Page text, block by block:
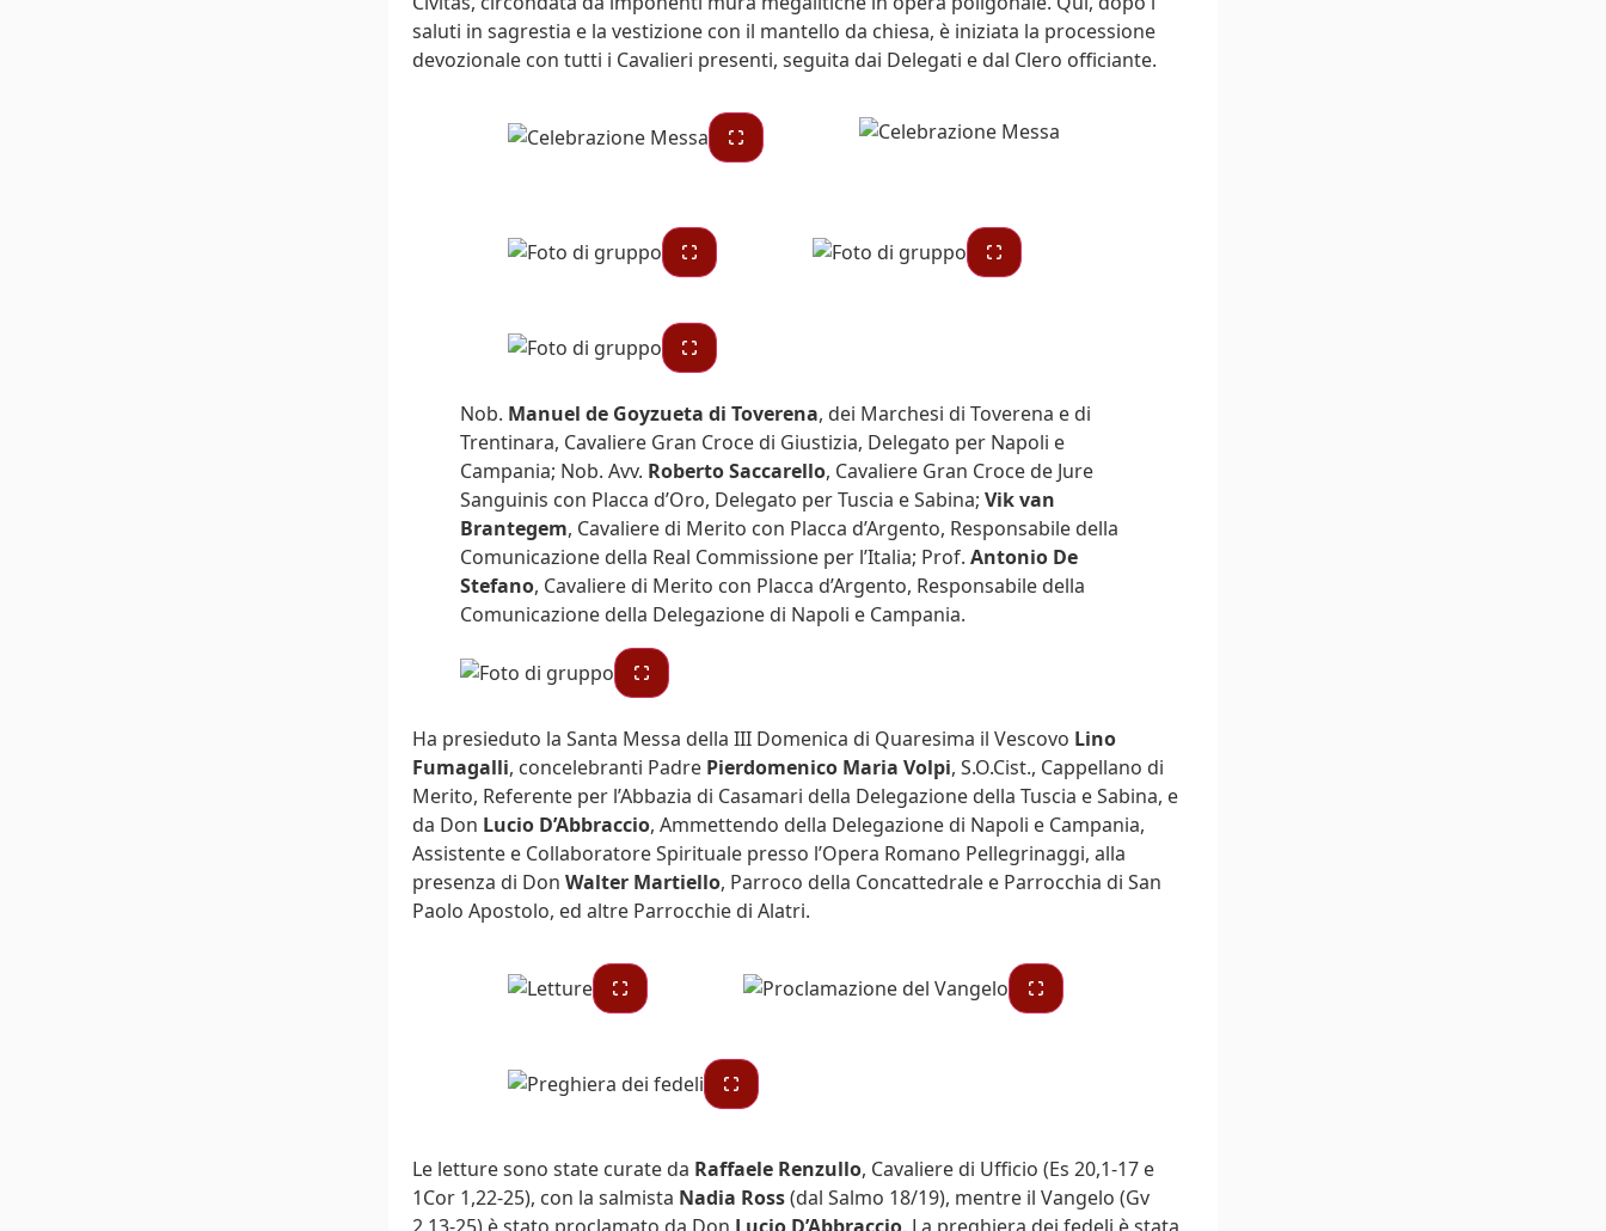
saluti in sagrestia e la vestizione con il mantello da chiesa, è iniziata la processione
devozionale con tutti i Cavalieri presenti, seguita dai Delegati e dal Clero officiante.
Nob. Manuel de Goyzueta di Toverena, dei Marchesi di Toverena e di
Trentinara, Cavaliere Gran Croce di Giustizia, Delegato per Napoli e
Campania; Nob. Avv. Roberto Saccarello, Cavaliere Gran Croce de Jure
Sanguinis con Placca d’Oro, Delegato per Tuscia e Sabina; Vik van
Brantegem, Cavaliere di Merito con Placca d’Argento, Responsabile della
Comunicazione della Real Commissione per l’Italia; Prof. Antonio De
Stefano, Cavaliere di Merito con Placca d’Argento, Responsabile della
Comunicazione della Delegazione di Napoli e Campania.
Ha presieduto la Santa Messa della III Domenica di Quaresima il Vescovo Lino
Fumagalli, concelebranti Padre Pierdomenico Maria Volpi, S.O.Cist., Cappellano di
Merito, Referente per l’Abbazia di Casamari della Delegazione della Tuscia e Sabina, e
da Don Lucio D’Abbraccio, Ammettendo della Delegazione di Napoli e Campania,
Assistente e Collaboratore Spirituale presso l’Opera Romano Pellegrinaggi, alla
presenza di Don Walter Martiello, Parroco della Concattedrale e Parrocchia di San
Paolo Apostolo, ed altre Parrocchie di Alatri.
Le letture sono state curate da Raffaele Renzullo, Cavaliere di Ufficio (Es 20,1-17 e
1Cor 1,22-25), con la salmista Nadia Ross(dal Salmo 18/19), mentre il Vangelo (Gv